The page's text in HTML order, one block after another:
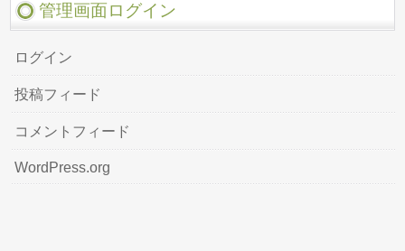
管理画面ログイン
ログイン
投稿フィード
コメントフィード
WordPress.org